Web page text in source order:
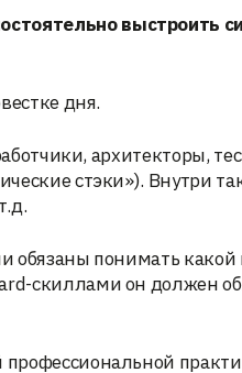
выстроить
дня.
архитекторы,
стэки»). Внутри
обязаны понимать
скиллами он должен
профессиональной